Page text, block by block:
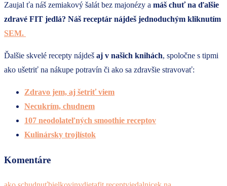
Zaujal ťa náš zemiakový šalát bez majonézy a máš chuť na ďalšie
zdravé FIT jedlá? Náš receptár nájdeš jednoduchým kliknutím
SEM.
Ďalšie skvelé recepty nájdeš aj v našich knihách, spoločne s tipmi
ako ušetriť na nákupe potravín či ako sa zdravšie stravovať:
Zdravo jem, aj šetriť viem
Necukrím, chudnem
107 neodolateľných smoothie receptov
Kulinársky trojlístok
Komentáre